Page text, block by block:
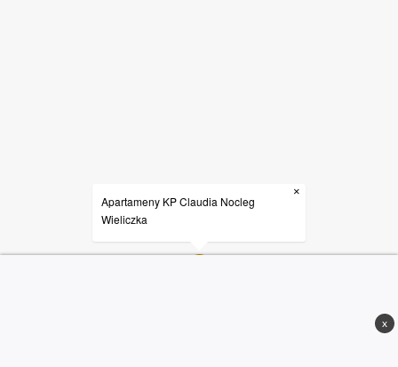
Apartameny KP Claudia Nocleg
Wieliczka
×
x